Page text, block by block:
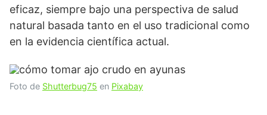
eficaz, siempre bajo una perspectiva de salud
natural basada tanto en el uso tradicional como
en la evidencia científica actual.
Foto de Shutterbug75 en Pixabay